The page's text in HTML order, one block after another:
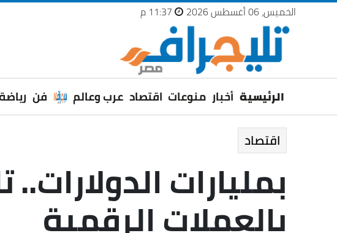
الخميس، 06 أغسطس 2026
الرئيسية أخبار منوعات اقتصاد عرب وعالم فن
اقتصاد
بمليارات
بالعملات الرقمية